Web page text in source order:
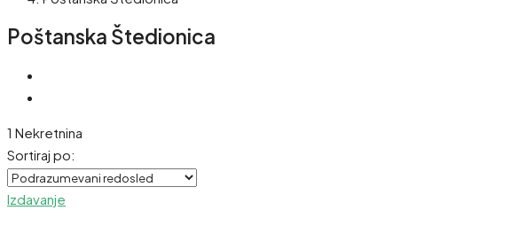
Poštanska Štedionica
1 Nekretnina
Sortiraj po:
Izdavanje